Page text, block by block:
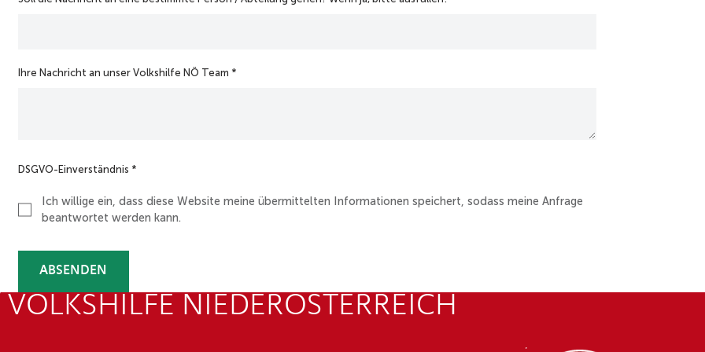
Ihre Nachricht an unser Volkshilfe NÖ Team *
DSGVO-Einverständnis *
Ich willige ein, dass diese Website meine übermittelten Informationen speichert, sodass meine Anfrage
beantwortet werden kann.
ABSENDEN
NIEDERÖSTERREICH